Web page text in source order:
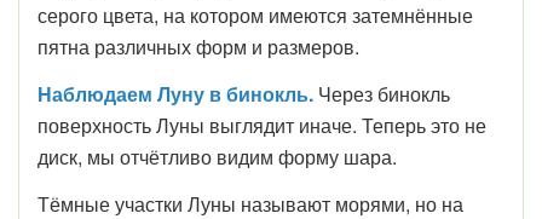
серого цвета, на котором имеются затемнённые
пятна различных форм и размеров.
Наблюдаем Луну в бинокль. Через бинокль
поверхность Луны выглядит иначе. Теперь это не
диск, мы отчётливо видим форму шара.
Тёмные участки Луны называют морями, но на